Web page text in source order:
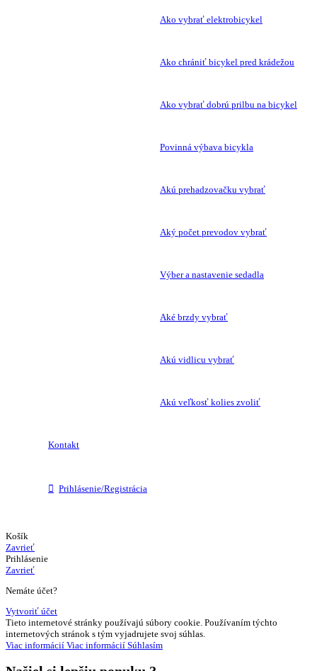
Ako vybrať elektrobicykel
Ako chrániť bicykel pred krádežou
Ako vybrať dobrú prilbu na bicykel
Povinná výbava bicykla
Akú prehadzovačku vybrať
Aký počet prevodov vybrať
Výber a nastavenie sedadla
Aké brzdy vybrať
Akú vidlicu vybrať
Akú veľkosť kolies zvoliť
Kontakt
Prihlásenie/Registrácia
Košík
Zavrieť
Prihlásenie
Zavrieť
Nemáte účet?
Vytvoriť účet
Tieto internetové stránky používajú súbory cookie. Používaním týchto
internetových stránok s tým vyjadrujete svoj súhlas.
Viac informácií Viac informácií Súhlasím